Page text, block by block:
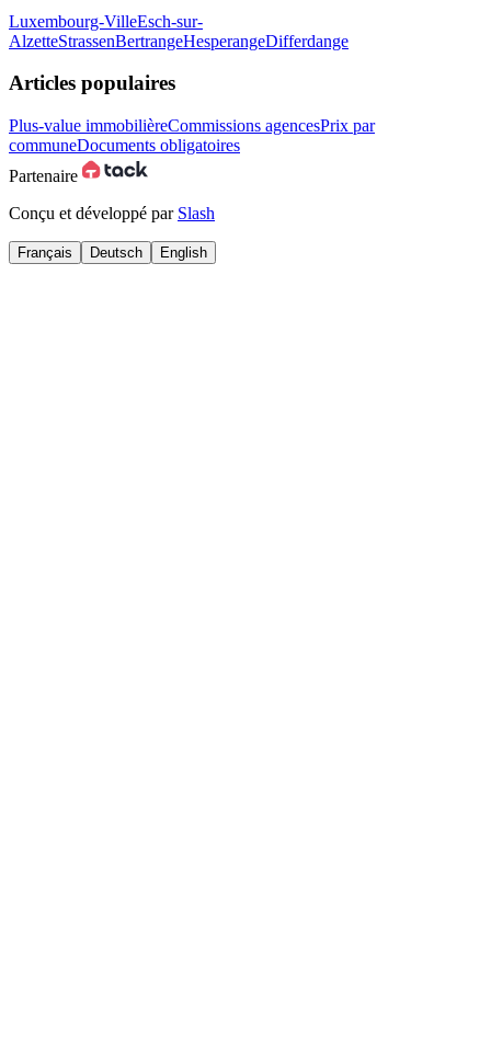
Luxembourg-VilleEsch-sur-
AlzetteStrassenBertrangeHesperangeDifferdange
Articles populaires
Plus-value immobilièreCommissions agencesPrix par
communeDocuments obligatoires
Partenaire
Conçu et développé par Slash
Français Deutsch English